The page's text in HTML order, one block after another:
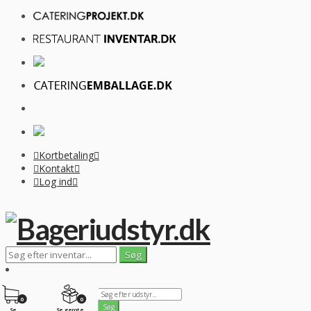
Kortbetaling
Kontakt
Log ind
0
Se gemte
0
Se